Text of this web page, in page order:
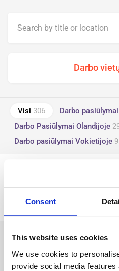
Consent
This website uses cookies
We use cookies to
provide social media
Visi 306 Darbo
Darbo Pasiūlymai Olandijoje
Darbo pasiūlymai Vokietijoje 9
Informacija
Pradėkite nuo savo profilio